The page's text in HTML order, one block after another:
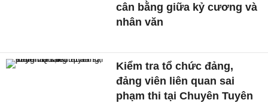
cân bằng giữa kỷ cương và
nhân văn
Kiểm tra tổ chức đảng,
đảng viên liên quan sai
phạm thi tại Chuyên Tuyên